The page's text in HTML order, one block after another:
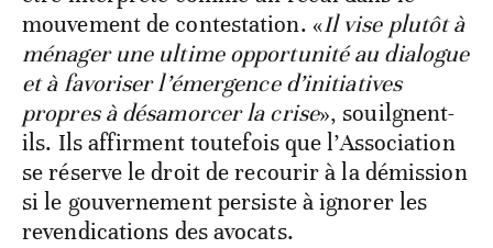
mouvement de contestation. «Il vise plutôt à
ménager une ultime opportunité au dialogue
et à favoriser l’émergence d’initiatives
propres à désamorcer la crise», souilgnent-
ils. Ils affirment toutefois que l’Association
se réserve le droit de recourir à la démission
si le gouvernement persiste à ignorer les
revendications des avocats.